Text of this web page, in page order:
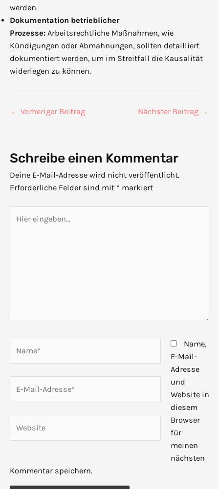
werden.
Dokumentation betrieblicher
Prozesse: Arbeitsrechtliche Maßnahmen, wie
Kündigungen oder Abmahnungen, sollten detailliert
dokumentiert werden, um im Streitfall die Kausalität
widerlegen zu können.
← Vorheriger Beitrag Nächster Beitrag →
Schreibe einen Kommentar
Deine E-Mail-Adresse wird nicht veröffentlicht.
Erforderliche Felder sind mit * markiert
eingeben…
Mail-
Name,
E-Mail-
Adresse
und
Website in
diesem
Browser
für
meinen
nächsten
Kommentar speichern.